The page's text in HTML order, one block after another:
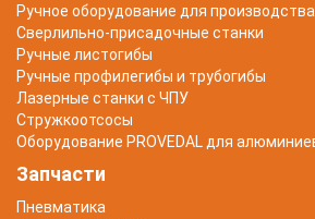
Ручное оборудование для
Сверлильно-присадочные станки
Ручные листогибы
Ручные профилегибы и трубогибы
Лазерные станки с ЧПУ
Стружкоотсосы
Оборудование PROVEDAL для
Запчасти
Пневматика